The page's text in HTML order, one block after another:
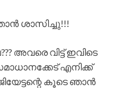
ശാസിച്ചു!!!
അവരെ വിട്ട് ഇവിടെ
എനിക്ക്
കൂടെ ഞാൻ